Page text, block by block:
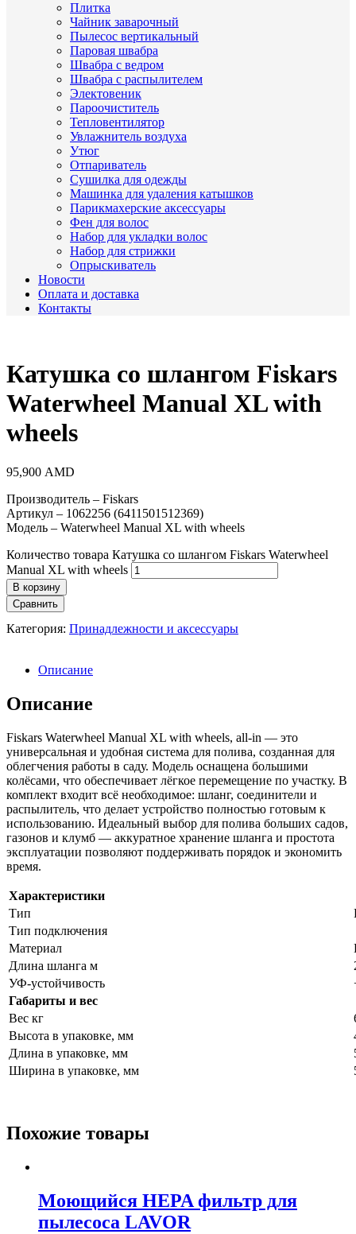
Плитка
Чайник заварочный
Пылесос вертикальный
Паровая швабра
Швабра с ведром
Швабра с распылителем
Электовеник
Пароочиститель
Тепловентилятор
Увлажнитель воздуха
Утюг
Отпариватель
Сушилка для одежды
Машинка для удаления катышков
Парикмахерские аксессуары
Фен для волос
Набор для укладки волос
Набор для стрижки
Опрыскиватель
Новости
Оплата и доставка
Контакты
Катушка со шлангом Fiskars
Waterwheel Manual XL with
wheels
95,900 AMD
Производитель – Fiskars
Артикул – 1062256 (6411501512369)
Модель – Waterwheel Manual XL with wheels
Количество товара Катушка со шлангом Fiskars Waterwheel
Manual XL with wheels
В корзину
Сравнить
Категория: Принадлежности и аксессуары
Описание
Описание
Fiskars Waterwheel Manual XL with wheels, all-in — это
универсальная и удобная система для полива, созданная для
облегчения работы в саду. Модель оснащена большими
колёсами, что обеспечивает лёгкое перемещение по участку. В
комплект входит всё необходимое: шланг, соединители и
распылитель, что делает устройство полностью готовым к
использованию. Идеальный выбор для полива больших садов,
газонов и клумб — аккуратное хранение шланга и простота
эксплуатации позволяют поддерживать порядок и экономить
время.
Характеристики
Тип
Тип подключения
Материал
Длина шланга м
УФ-устойчивость
Габариты и вес
Вес кг
Высота в упаковке, мм
Длина в упаковке, мм
Ширина в упаковке, мм
Похожие товары
Моющийся HEPA фильтр для
пылесоса LAVOR